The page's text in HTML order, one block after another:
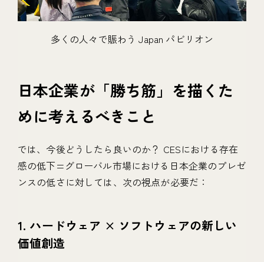
多くの人々で賑わう Japan パビリオン
日本企業が「勝ち筋」を描くた
めに考えるべきこと
では、今後どうしたら良いのか？ CESにおける存在
感の低下=グローバル市場における日本企業のプレゼ
ンスの低さに対しては、次の視点が必要だ：
1. ハードウェア × ソフトウェアの新しい
価値創造